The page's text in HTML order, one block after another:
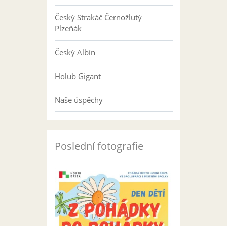
Český Strakáč Černožlutý
Plzeňák
Český Albín
Holub Gigant
Naše úspěchy
Poslední fotografie